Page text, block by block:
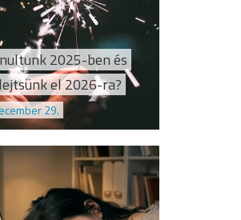
2025-ben és
el 2026-ra?
29.